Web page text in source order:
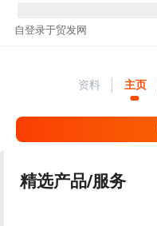
自登录于贸发网
资料 主页
精选产品/服务